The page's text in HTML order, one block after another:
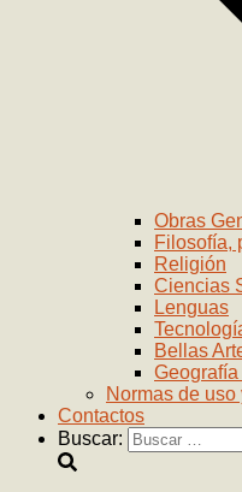
Obras
Filosofía,
Religión
Ciencias
Lenguas
Bellas
Normas de uso
Contactos
Buscar: